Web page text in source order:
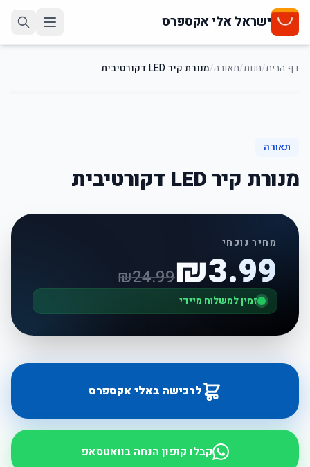
ישראל אלי אקספרס
דף הבית/חנות/תאורה/מנורת קיר LED דקורטיבית
תאורה
מנורת קיר LED דקורטיבית
מחיר נוכחי
₪3.99
₪24.99
זמין למשלוח מיידי
לרכישה באלי אקספרס
קבלו קופון הנחה בוואטסאפ